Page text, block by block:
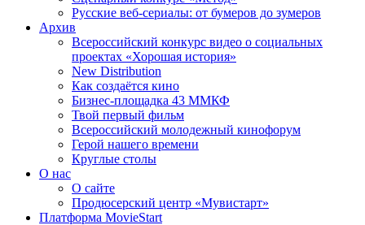
Русские веб-сериалы: от бумеров до зумеров
Архив
Всероссийский конкурс видео о социальных
проектах «Хорошая история»
New Distribution
Как создаётся кино
Бизнес-площадка 43 ММКФ
Твой первый фильм
Всероссийский молодежный кинофорум
Герой нашего времени
Круглые столы
О нас
О сайте
Продюсерский центр «Мувистарт»
Платформа MovieStart